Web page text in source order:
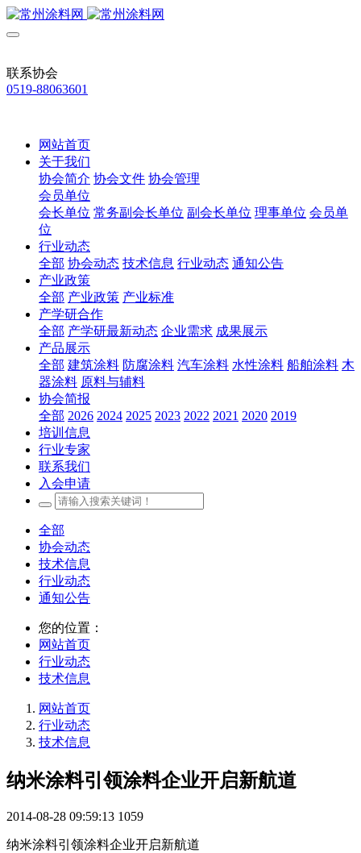
联系协会
0519-88063601
网站首页
关于我们
协会简介 协会文件 协会管理
会员单位
会长单位 常务副会长单位 副会长单位 理事单位 会员单
位
行业动态
全部 协会动态 技术信息 行业动态 通知公告
产业政策
全部 产业政策 产业标准
产学研合作
全部 产学研最新动态 企业需求 成果展示
产品展示
全部 建筑涂料 防腐涂料 汽车涂料 水性涂料 船舶涂料 木
器涂料 原料与辅料
协会简报
全部 2026 2024 2025 2023 2022 2021 2020 2019
培训信息
行业专家
联系我们
入会申请
全部
协会动态
技术信息
行业动态
通知公告
您的位置：
网站首页
行业动态
技术信息
网站首页
行业动态
技术信息
纳米涂料引领涂料企业开启新航道
2014-08-28 09:59:13 1059
纳米涂料引领涂料企业开启新航道